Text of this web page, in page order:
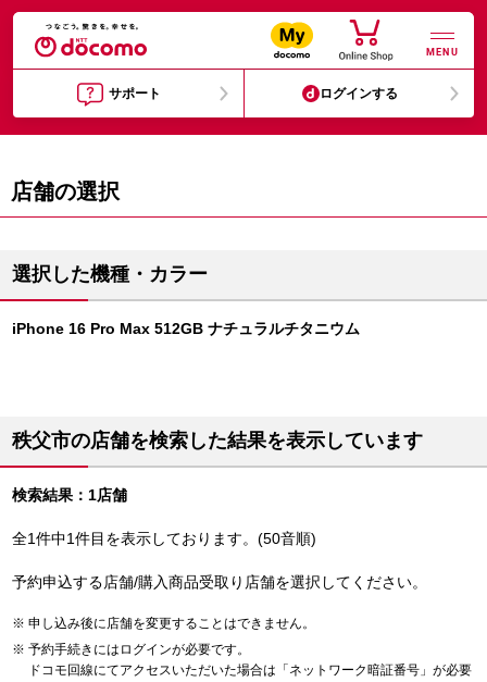
MENU
サポート ログインする
店舗の選択
選択した機種・カラー
iPhone 16 Pro Max 512GB ナチュラルチタニウム
秩父市の店舗を検索した結果を表示しています
検索結果：1店舗
全1件中1件目を表示しております。(50音順)
予約申込する店舗/購入商品受取り店舗を選択してください。
申し込み後に店舗を変更することはできません。
予約手続きにはログインが必要です。
ドコモ回線にてアクセスいただいた場合は「ネットワーク暗証番号」が必要